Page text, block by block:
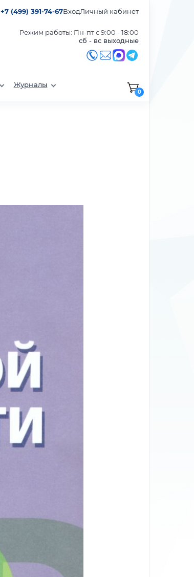
+7 (499) 391-74-67ВходЛичный кабинет
Режим работы: Пн-пт с 9:00 - 18:00
сб - вс выходные
Журналы
0